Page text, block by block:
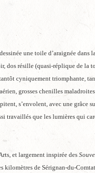
une toile d’araignée dans
dos résille (quasi-réplique de la
cyniquement triomphante,
grosses chenilles
s’envolent, avec une grâce
travaillés que les lumières qui
et largement inspirée des
kilomètres de Sérignan-du-